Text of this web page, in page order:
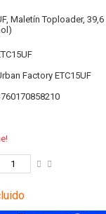
Maletín Toploader,
Factory ETC15UF